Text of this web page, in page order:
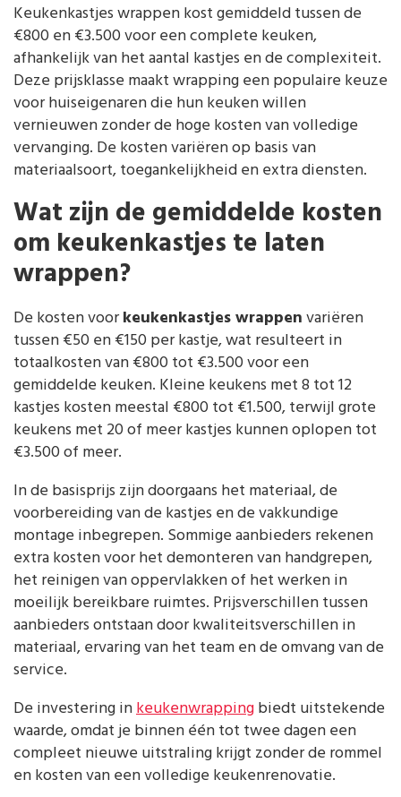
Keukenkastjes wrappen kost gemiddeld tussen de
€800 en €3.500 voor een complete keuken,
afhankelijk van het aantal kastjes en de complexiteit.
Deze prijsklasse maakt wrapping een populaire keuze
voor huiseigenaren die hun keuken willen
vernieuwen zonder de hoge kosten van volledige
vervanging. De kosten variëren op basis van
materiaalsoort, toegankelijkheid en extra diensten.
Wat zijn de gemiddelde kosten
om keukenkastjes te laten
wrappen?
De kosten voorkeukenkastjes wrappenvariëren
tussen €50 en €150 per kastje, wat resulteert in
totaalkosten van €800 tot €3.500 voor een
gemiddelde keuken. Kleine keukens met 8 tot 12
kastjes kosten meestal €800 tot €1.500, terwijl grote
keukens met 20 of meer kastjes kunnen oplopen tot
€3.500 of meer.
In de basisprijs zijn doorgaans het materiaal, de
voorbereiding van de kastjes en de vakkundige
montage inbegrepen. Sommige aanbieders rekenen
extra kosten voor het demonteren van handgrepen,
het reinigen van oppervlakken of het werken in
moeilijk bereikbare ruimtes. Prijsverschillen tussen
aanbieders ontstaan door kwaliteitsverschillen in
materiaal, ervaring van het team en de omvang van de
service.
De investering inkeukenwrappingbiedt uitstekende
waarde, omdat je binnen één tot twee dagen een
compleet nieuwe uitstraling krijgt zonder de rommel
en kosten van een volledige keukenrenovatie.